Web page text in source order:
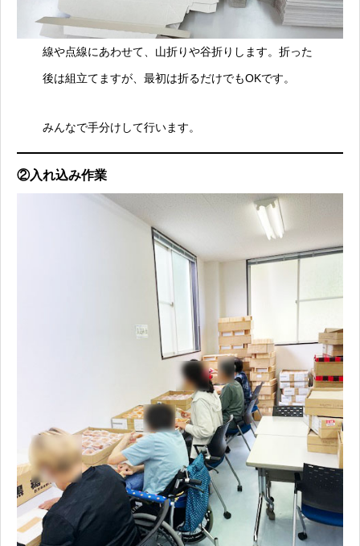
線や点線にあわせて、山折りや谷折りします。折った
後は組立てますが、最初は折るだけでもOKです。
みんなで手分けして行います。
②入れ込み作業